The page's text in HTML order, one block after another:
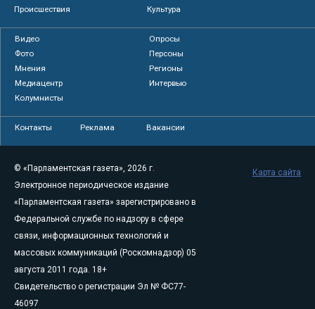
Происшествия
Культура
Видео
Опросы
Фото
Персоны
Мнения
Регионы
Медиацентр
Интервью
Колумнисты
Контакты Реклама Вакансии
© «Парламентская газета», 2026 г.
Электронное периодическое издание
«Парламентская газета» зарегистрировано в
Федеральной службе по надзору в сфере
связи, информационных технологий и
массовых коммуникаций (Роскомнадзор) 05
августа 2011 года. 18+
Свидетельство о регистрации Эл № ФС77-
46097
Карта сайта